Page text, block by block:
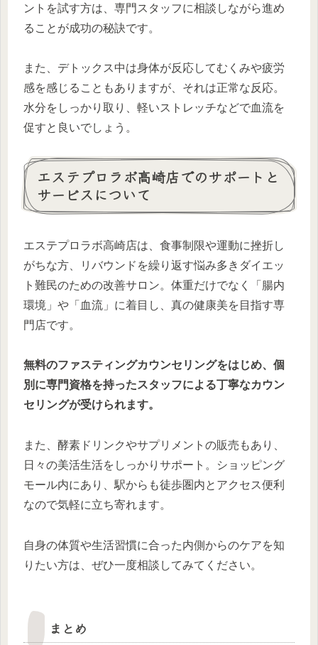
ントを試す方は、専門スタッフに相談しながら進め
ることが成功の秘訣です。
また、デトックス中は身体が反応してむくみや疲労
感を感じることもありますが、それは正常な反応。
水分をしっかり取り、軽いストレッチなどで血流を
促すと良いでしょう。
エステプロラボ高崎店でのサポートと
サービスについて
エステプロラボ高崎店は、食事制限や運動に挫折し
がちな方、リバウンドを繰り返す悩み多きダイエッ
ト難民のための改善サロン。体重だけでなく「腸内
環境」や「血流」に着目し、真の健康美を目指す専
門店です。
無料のファスティングカウンセリングをはじめ、個
別に専門資格を持ったスタッフによる丁寧なカウン
セリングが受けられます。
また、酵素ドリンクやサプリメントの販売もあり、
日々の美活生活をしっかりサポート。ショッピング
モール内にあり、駅からも徒歩圏内とアクセス便利
なので気軽に立ち寄れます。
自身の体質や生活習慣に合った内側からのケアを知
りたい方は、ぜひ一度相談してみてください。
まとめ